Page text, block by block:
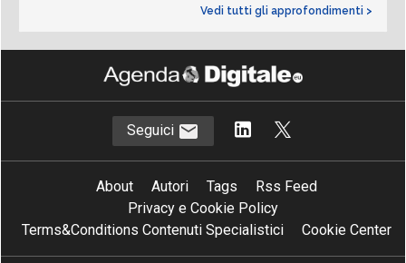
Vedi tutti gli approfondimenti >
Seguici
About Autori Tags
Rss Feed
Privacy e Cookie Policy
Terms&Conditions Contenuti Specialistici
Cookie Center